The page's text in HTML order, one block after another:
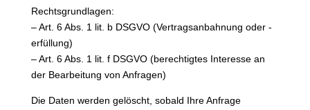
Rechtsgrundlagen:
– Art. 6 Abs. 1 lit. b DSGVO (Vertragsanbahnung oder -
erfüllung)
– Art. 6 Abs. 1 lit. f DSGVO (berechtigtes Interesse an
der Bearbeitung von Anfragen)
Die Daten werden gelöscht, sobald Ihre Anfrage